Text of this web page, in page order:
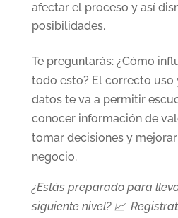
afectar el proceso y así
posibilidades.
Te preguntarás: ¿Cómo
todo esto? El correcto
datos te va a permitir
conocer información de
tomar decisiones y
negocio.
¿Estás preparado para
siguiente nivel? 📈